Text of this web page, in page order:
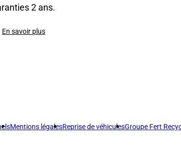
2 ans.
En savoir plus
Mentions légalesReprise de véhiculesGroupe Fert